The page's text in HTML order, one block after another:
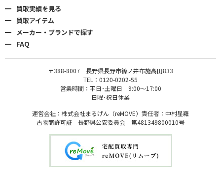
買取実績を見る
買取アイテム
メーカー・ブランドで探す
FAQ
〒388-8007 長野県長野市篠ノ井布施高田833
TEL：0120-0202-55
営業時間：平日･土曜日 9:00〜17:00
日曜･祝日休業
運営会社：株式会社まるげん（reMOVE）責任者：中村星羅
古物商許可証 長野県公安委員会 第481349800010号